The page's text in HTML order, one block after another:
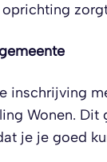
inschrijving
Wonen. Dit
je je goed